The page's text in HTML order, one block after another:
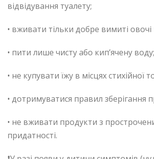
відвідування туалету;
• вживати тільки добре вимиті
• пити лише чисту або кип’ячену воду;
• не купувати їжу в місцях стихійної
• дотримуватися правил зберігання
• не вживати продукти з
придатності.